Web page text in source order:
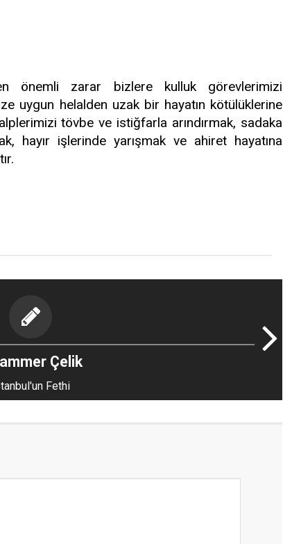
önemli zarar bizlere kulluk görevlerimizi
uygun helalden uzak bir hayatın kötülüklerine
tövbe ve istiğfarla arındırmak, sadaka
hayır işlerinde yarışmak ve ahiret hayatına
Çelik
Fethi